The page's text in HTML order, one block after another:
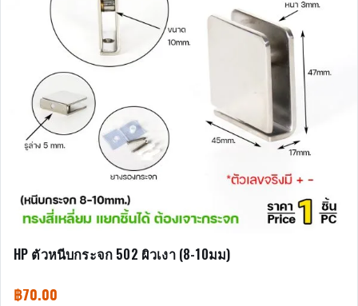
HP ตัวหนีบกระจก 502 ผิวเงา (8-10มม)
฿70.00